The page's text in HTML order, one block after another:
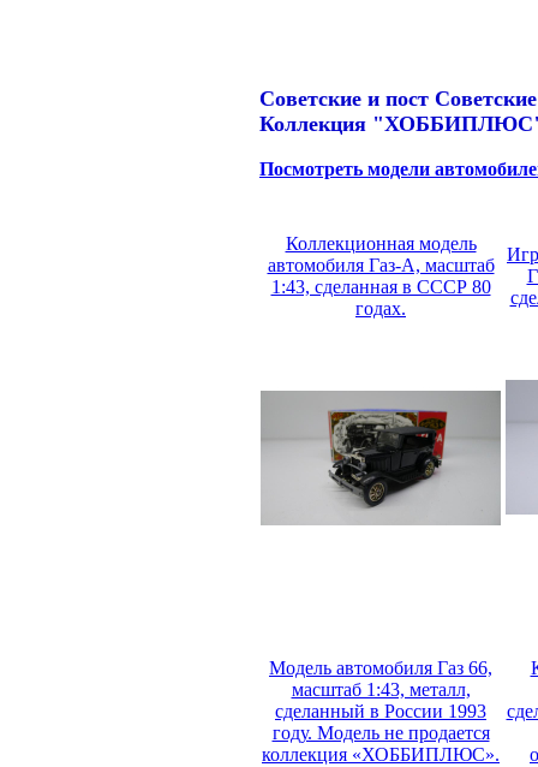
Советские и пост
Коллекция
Посмотреть модели
Коллекционная модель
автомобиля Газ-А, масштаб
1:43, сделанная в СССР 80
годах.
Модель автомобиля Газ 66,
масштаб 1:43, металл,
сделанный в России 1993
году. Модель не продается
коллекция «ХОББИПЛЮС».